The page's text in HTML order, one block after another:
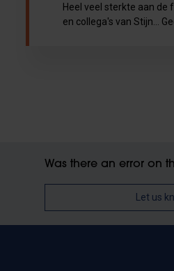
Heel veel sterkte aan de
en collega's van Stijn...
Was there an error on
Let us